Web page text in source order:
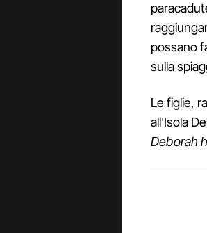
possano
sulla
Le figlie,
all'Isola
Deborah